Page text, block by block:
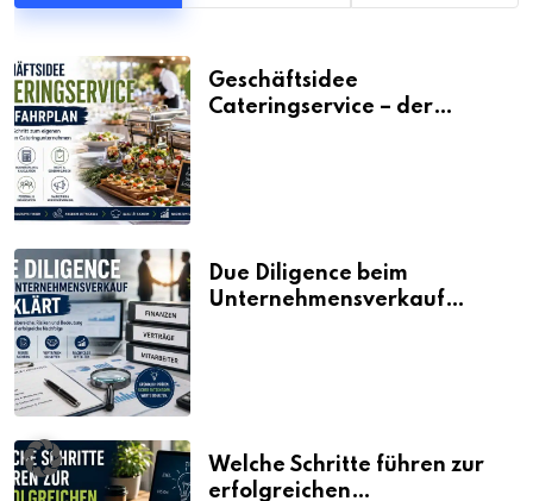
Geschäftsidee
Cateringservice – der
Due Diligence beim
Unternehmensverkauf
Welche Schritte führen zur
erfolgreichen